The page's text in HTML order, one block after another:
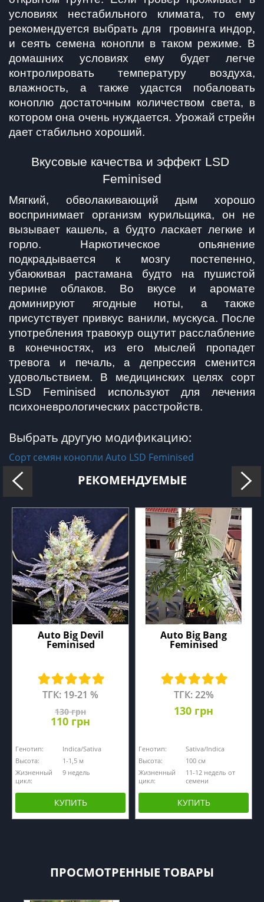
условиях нестабильного климата, то ему
рекомендуется выбрать для  гровинга индор,
и сеять семена конопли в таком режиме. В
домашних условиях ему будет легче
контролировать температуру воздуха,
влажность, а также удастся побаловать
коноплю достаточным количеством света, в
котором она очень нуждается. Урожай стрейн
дает стабильно хороший.
Вкусовые качества и эффект LSD
Feminised
Мягкий, обволакивающий дым хорошо
воспринимает организм курильщика, он не
вызывает кашель, а будто ласкает легкие и
горло. Наркотическое опьянение
подкрадывается к мозгу постепенно,
убаюкивая растамана будто на пушистой
перине облаков. Во вкусе и аромате
доминируют ягодные ноты, а также
присутствует привкус ванили, мускуса. После
употребления травокур ощутит расслабление
в конечностях, из его мыслей пропадет
тревога и печаль, а депрессия сменится
удовольствием. В медицинских целях сорт
LSD Feminised используют для лечения
психоневрологических расстройств.
Выбрать другую модификацию:
Сорт семян конопли Auto LSD Feminised
РЕКОМЕНДУЕМЫЕ
Auto Big Devil
Feminised
ТГК: 19-21 %
130 грн
110 грн
Генотип:
Indica/Sativa
Высота:
1-1,5 м
Жизненный
цикл:
9 недель
КУПИТЬ
Auto Big Bang
Feminised
ТГК: 22%
130 грн
Генотип:
Sativa/Indica
Высота:
100 см
Жизненный
цикл:
11-12 недель от
семени
КУПИТЬ
ПРОСМОТРЕННЫЕ ТОВАРЫ